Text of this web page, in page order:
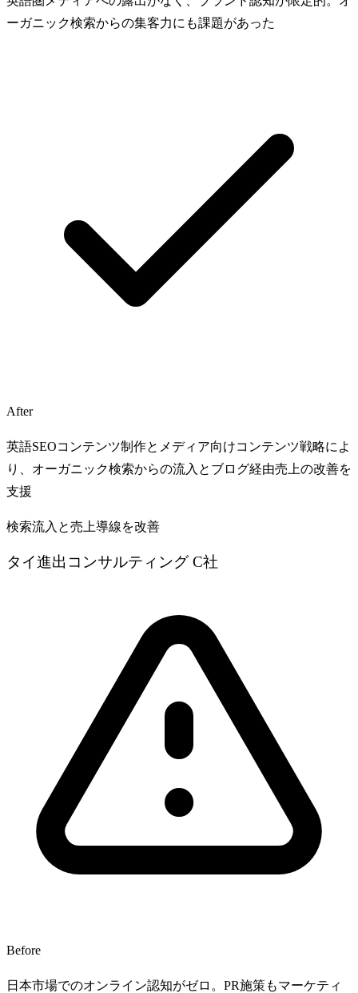
ーガニック検索からの集客力にも課題があった
After
英語SEOコンテンツ制作とメディア向けコンテンツ戦略によ
り、オーガニック検索からの流入とブログ経由売上の改善を
支援
検索流入と売上導線を改善
タイ進出コンサルティング C社
Before
日本市場でのオンライン認知がゼロ。PR施策もマーケティ